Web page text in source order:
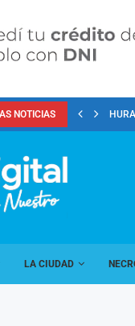
NOTICIAS
LA CIUDAD